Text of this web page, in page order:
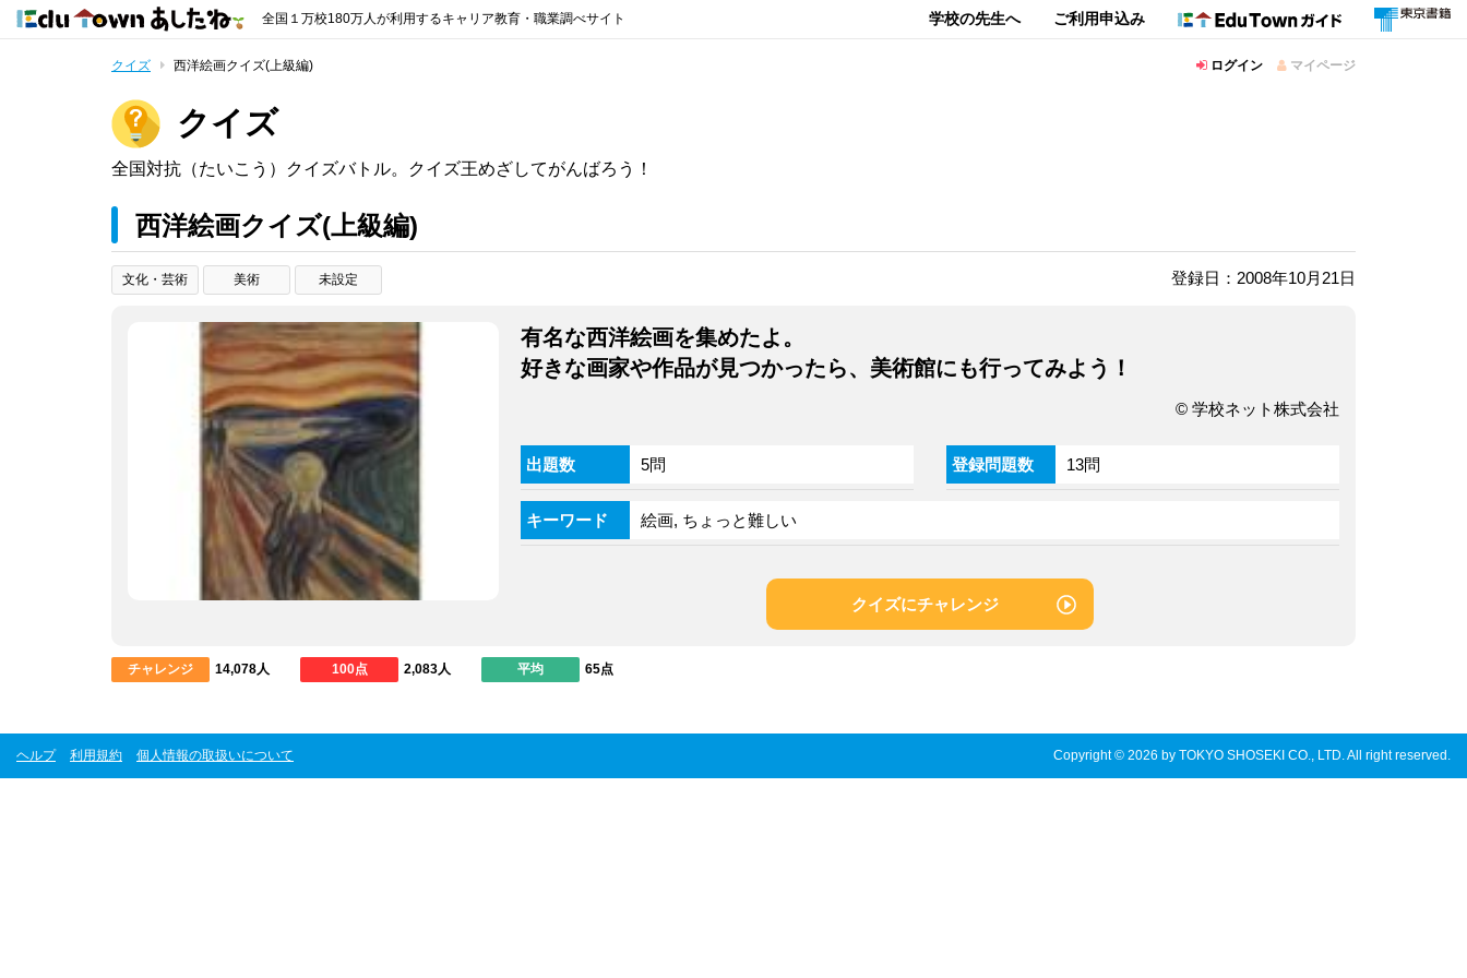
全国１万校180万人が利用するキャリア教育・職業調べサイト 学校の先生へ ご利用申込み
クイズ 西洋絵画クイズ(上級編) ログイン マイページ
クイズ
全国対抗（たいこう）クイズバトル。クイズ王めざしてがんばろう！
西洋絵画クイズ(上級編)
文化・芸術 美術 未設定 登録日：2008年10月21日
有名な西洋絵画を集めたよ。
好きな画家や作品が見つかったら、美術館にも行ってみよう！
© 学校ネット株式会社
出題数 5問 登録問題数 13問
キーワード 絵画, ちょっと難しい
クイズにチャレンジ
チャレンジ 14,078人 100点 2,083人 平均 65点
ヘルプ 利用規約 個人情報の取扱いについて Copyright © 2026 by TOKYO SHOSEKI CO., LTD. All right reserved.